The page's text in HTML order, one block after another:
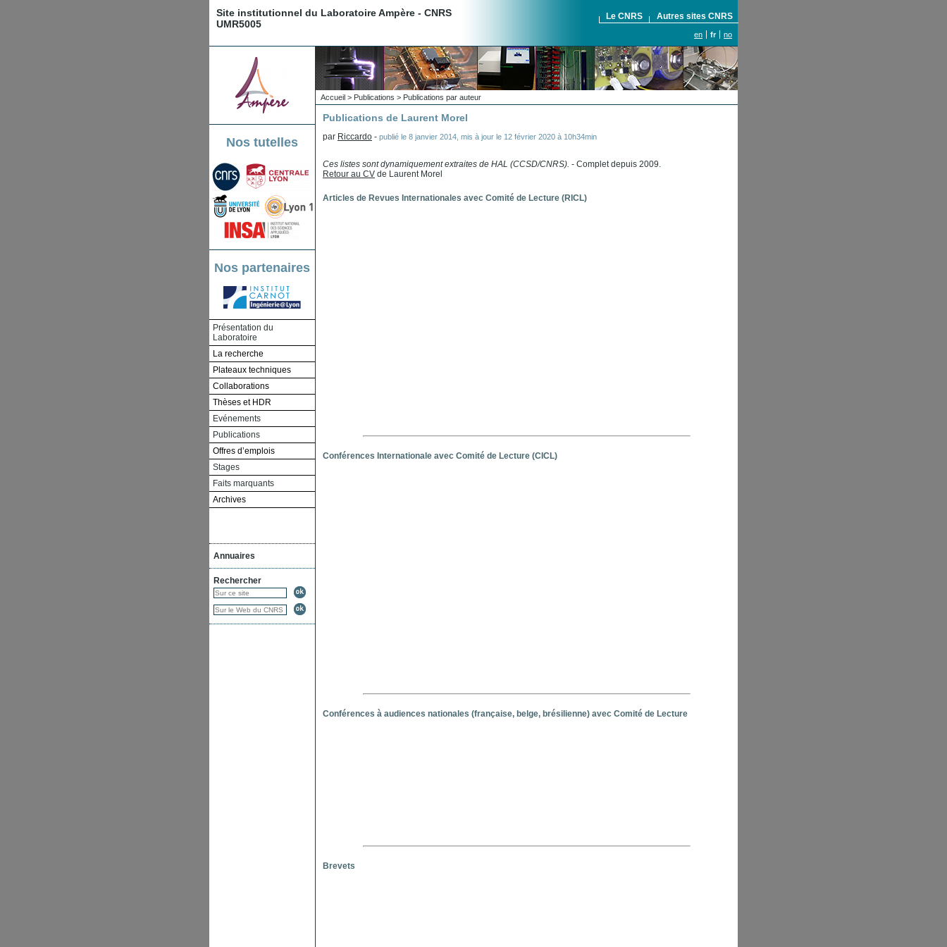
Site institutionnel du Laboratoire Ampère - CNRS
UMR5005
Le CNRS Autres sites CNRS
en fr no
Nos tutelles
Nos partenaires
Présentation du
Laboratoire
La recherche
Plateaux techniques
Collaborations
Thèses et HDR
Evénements
Publications
Offres d’emplois
Stages
Faits marquants
Archives
Annuaires
Rechercher
Accueil > Publications > Publications par auteur
Publications de Laurent Morel
par Riccardo - publié le 8 janvier 2014 mis à jour le 12 février 2020 à 10h34min
Ces listes sont dynamiquement extraites de HAL (CCSD/CNRS). - Complet depuis 2009.
Retour au CV de Laurent Morel
Articles de Revues Internationales avec Comité de Lecture (RICL)
Conférences Internationale avec Comité de Lecture (CICL)
Conférences à audiences nationales (française, belge, brésilienne) avec Comité de Lecture
Brevets